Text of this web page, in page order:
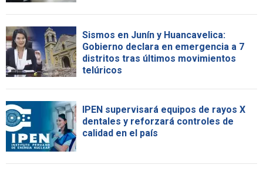
Sismos en Junín y Huancavelica:
Gobierno declara en emergencia a 7
distritos tras últimos movimientos
telúricos
IPEN supervisará equipos de rayos X
dentales y reforzará controles de
calidad en el país